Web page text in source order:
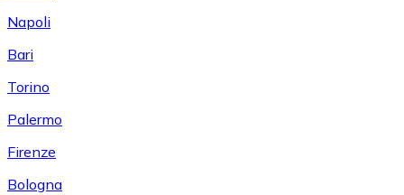
Napoli
Bari
Torino
Palermo
Firenze
Bologna